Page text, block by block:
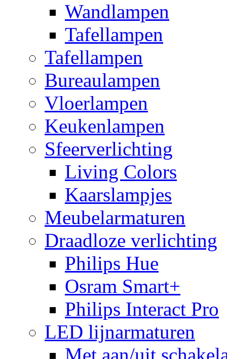
Wandlampen
Tafellampen
Tafellampen
Bureaulampen
Vloerlampen
Keukenlampen
Sfeerverlichting
Living Colors
Kaarslampjes
Meubelarmaturen
Draadloze verlichting
Philips Hue
Osram Smart+
Philips Interact Pro
LED lijnarmaturen
Met aan/uit